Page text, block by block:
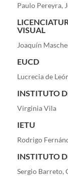
Paulo Pereyra,
VISUAL
Joaquín
EUCD
Lucrecia de
INSTITUTO
Virginia Vila
IETU
Rodrigo
INSTITUTO
Sergio Barreto,